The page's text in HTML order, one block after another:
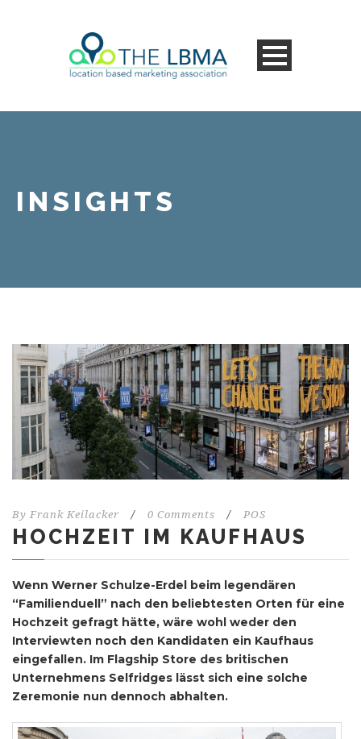
INSIGHTS
By Frank Keilacker / 0 Comments / POS
HOCHZEIT IM KAUFHAUS
Wenn Werner Schulze-Erdel beim legendären
“Familienduell” nach den beliebtesten Orten für eine
Hochzeit gefragt hätte, wäre wohl weder den
Interviewten noch den Kandidaten ein Kaufhaus
eingefallen. Im Flagship Store des britischen
Unternehmens Selfridges lässt sich eine solche
Zeremonie nun dennoch abhalten.